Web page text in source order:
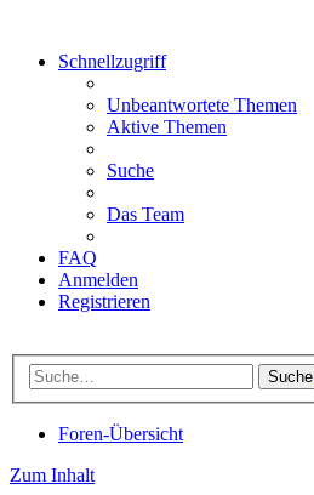
Schnellzugriff
Unbeantwortete Themen
Aktive Themen
Suche
Das Team
FAQ
Anmelden
Registrieren
Suche
Foren-Übersicht
Zum Inhalt